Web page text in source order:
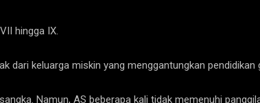
hingga IX.
dari keluarga miskin yang menggantungkan
Namun, AS beberapa kali tidak memenuhi